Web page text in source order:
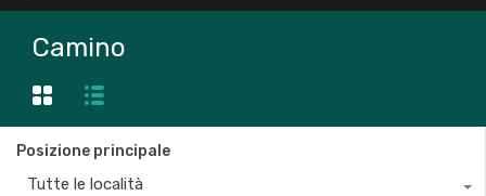
Camino
Posizione principale
Tutte le località